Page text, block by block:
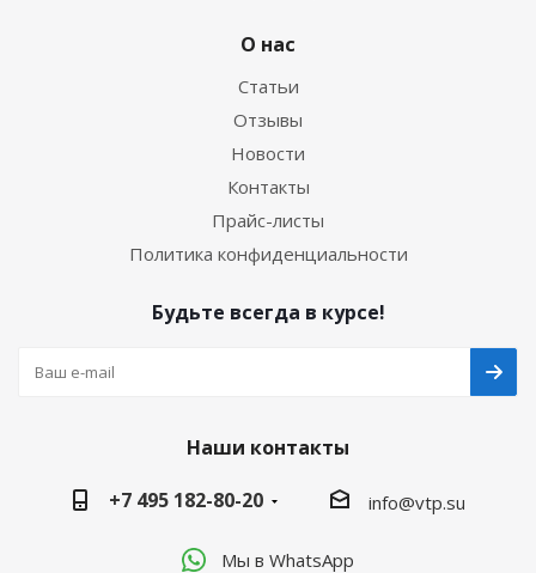
О нас
Статьи
Отзывы
Новости
Контакты
Прайс-листы
Политика конфиденциальности
Будьте всегда в курсе!
Наши контакты
+7 495 182-80-20
info@vtp.su
Мы в WhatsApp